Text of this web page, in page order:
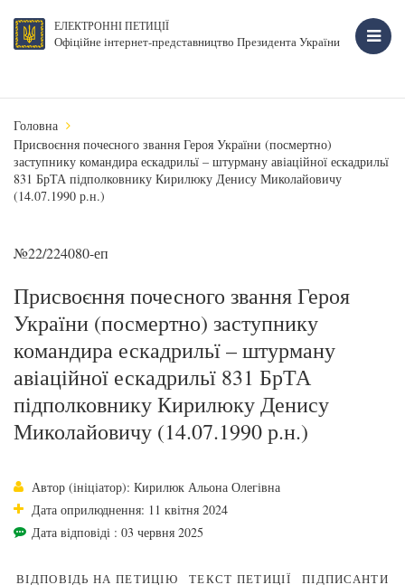
ЕЛЕКТРОННІ ПЕТИЦІЇ
Офіційне інтернет-представництво Президента України
Головна
Присвоєння почесного звання Героя України (посмертно)
заступнику командира ескадрильї – штурману авіаційної ескадрильї
831 БрТА підполковнику Кирилюку Денису Миколайовичу
(14.07.1990 р.н.)
№22/224080-еп
Присвоєння почесного звання Героя
України (посмертно) заступнику
командира ескадрильї – штурману
авіаційної ескадрильї 831 БрТА
підполковнику Кирилюку Денису
Миколайовичу (14.07.1990 р.н.)
Автор (ініціатор): Кирилюк Альона Олегівна
Дата оприлюднення: 11 квітня 2024
Дата відповіді : 03 червня 2025
ВІДПОВІДЬ НА ПЕТИЦІЮ ТЕКСТ ПЕТИЦІЇ ПІДПИСАНТИ